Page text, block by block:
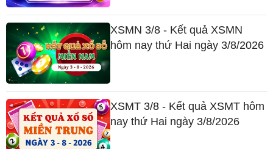
XSMN 3/8 - Kết quả XSMN
hôm nay thứ Hai ngày 3/8/2026
XSMT 3/8 - Kết quả XSMT hôm
nay thứ Hai ngày 3/8/2026